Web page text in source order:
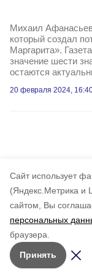
Cайт использует
(Яндекс.Метрика и
сайтом, Вы
персональных
браузера.
Принять
Михаил
который создал
Маргарита».
значение шести
остаются
20 февраля 2024,